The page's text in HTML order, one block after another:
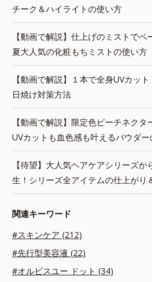
チーク＆ハイライトの使い方
【動画で解説】仕上げのミストで
夏大人気の化粧もちミストの使い方
【動画で解説】１本で全身UVカッ
日焼け対策方法
【動画で解説】限定色ピーチネクタ
UVカットも血色感も叶えるパウダー
【待望】大人気ヘアケアシリーズ
生！シリーズ全アイテムの仕上がり
関連キーワード
#スキンケア (212)
#先行型美容液 (22)
#オルビスユー ドット (34)